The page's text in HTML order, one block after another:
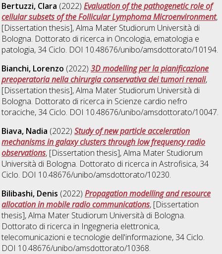
Bertuzzi, Clara (2022)Evaluation of the pathogenetic role of
cellular subsets of the Follicular Lymphoma Microenvironment,
[Dissertation thesis], Alma Mater Studiorum Università di
Bologna. Dottorato di ricerca in Oncologia, ematologia e
patologia, 34 Ciclo. DOI 10.48676/unibo/amsdottorato/10194.
Bianchi, Lorenzo (2022)3D modelling per la pianificazione
preoperatoria nella chirurgia conservativa dei tumori renali,
[Dissertation thesis], Alma Mater Studiorum Università di
Bologna. Dottorato di ricerca in Scienze cardio nefro
toraciche, 34 Ciclo. DOI 10.48676/unibo/amsdottorato/10047.
Biava, Nadia (2022)Study of new particle acceleration
mechanisms in galaxy clusters through low frequency radio
observations, [Dissertation thesis], Alma Mater Studiorum
Università di Bologna. Dottorato di ricerca inAstrofisica, 34
Ciclo. DOI 10.48676/unibo/amsdottorato/10230.
Bilibashi, Denis (2022)Propagation modelling and resource
allocation in mobile radio communications, [Dissertation
thesis], Alma Mater Studiorum Università di Bologna.
Dottorato di ricerca in Ingegneria elettronica,
telecomunicazioni e tecnologie dell'informazione, 34 Ciclo.
DOI 10.48676/unibo/amsdottorato/10368.